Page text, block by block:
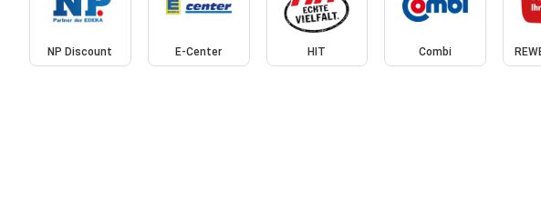
NP Discount E-Center HIT Combi